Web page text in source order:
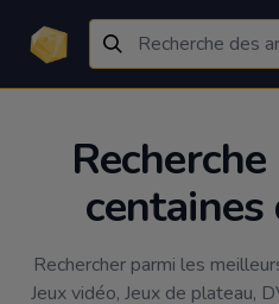
Rechercher parmi les
Jeux vidéo, Jeux de plateau,